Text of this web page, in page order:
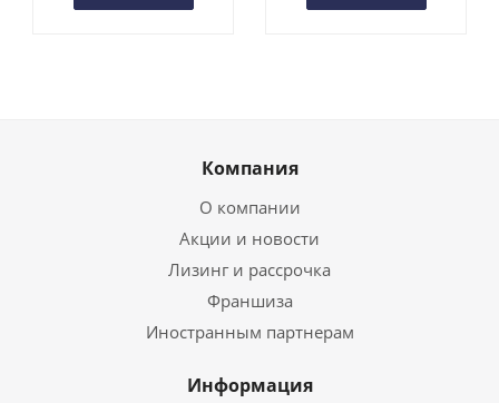
Компания
О компании
Акции и новости
Лизинг и рассрочка
Франшиза
Иностранным партнерам
Информация